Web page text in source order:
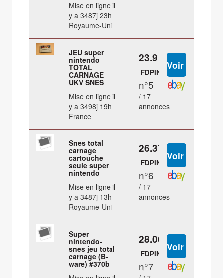
Mise en ligne il
y a 3487j 23h
Royaume-Uni
JEU super
nintendo
TOTAL
CARNAGE
UKV SNES
Mise en ligne il
y a 3498j 19h
France
23.9 €
FDPIN
n°5
/ 17
annonces
Snes total
carnage
cartouche
seule super
nintendo
Mise en ligne il
y a 3487j 13h
Royaume-Uni
26.37 €
FDPIN
n°6
/ 17
annonces
Super
nintendo-
snes jeu total
carnage (B-
ware) #370b
28.06 €
FDPIN
n°7